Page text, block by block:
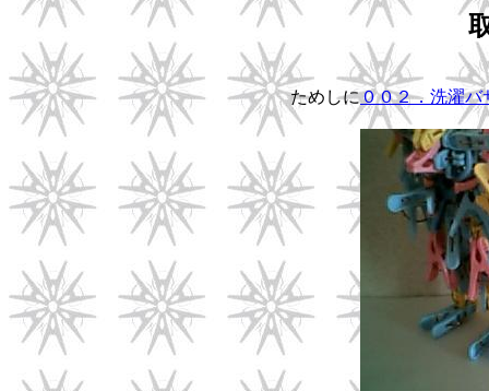
ためしに００２．洗濯バ